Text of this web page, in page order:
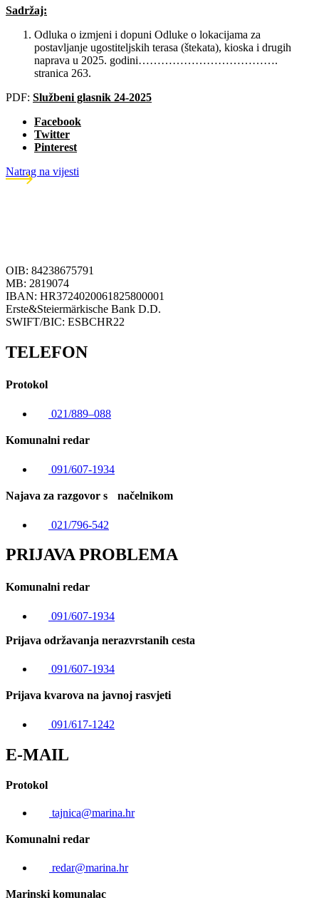
Sadržaj:
Odluka o izmjeni i dopuni Odluke o lokacijama za
postavljanje ugostiteljskih terasa (štekata), kioska i drugih
naprava u 2025. godini……………………………….
stranica 263.
PDF: Službeni glasnik 24-2025
Facebook
Twitter
Pinterest
Natrag na vijesti
OIB: 84238675791
MB: 2819074
IBAN: HR3724020061825800001
Erste&Steiermärkische Bank D.D.
SWIFT/BIC: ESBCHR22
TELEFON
Protokol
021/889–088
Komunalni redar
091/607-1934
Najava za razgovor s načelnikom
021/796-542
PRIJAVA PROBLEMA
Komunalni redar
091/607-1934
Prijava održavanja nerazvrstanih cesta
091/607-1934
Prijava kvarova na javnoj rasvjeti
091/617-1242
E-MAIL
Protokol
tajnica@marina.hr
Komunalni redar
redar@marina.hr
Marinski komunalac